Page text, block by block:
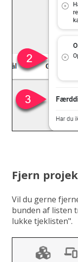
Fjern
Vil du gerne
bunden af listen
lukke tjeklisten".